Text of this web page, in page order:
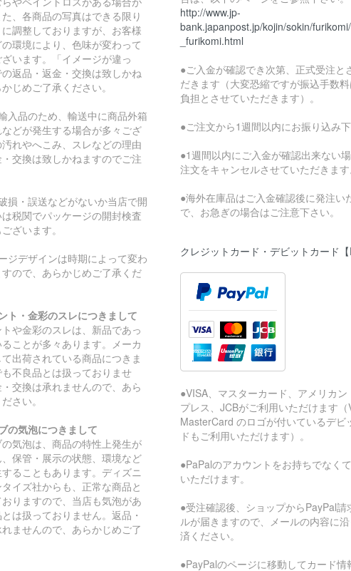
、各商品の写真はできる限り
調整しておりますが、お客様
環境により、色味が変わって
います。「イメージが違っ
返品・返金・交換は致しかね
じめご了承ください。
入品のため、輸送中に商品外箱
どが発生する場合が多々ござ
れやへこみ、スレなどの理由
交換は致しかねますのでご注
損・誤送などがないか当店で開
税関でパッケージの開封検査
ざいます。
ジデザインは時期によって変わ
ので、あらかじめご了承くだ
ト・金彩のスレにつきまして
や金彩のスレは、新品であっ
ことが多々あります。メーカ
出荷されている商品につきま
不良品とは扱っておりませ
交換は承れませんので、あら
さい。
の気泡につきまして
気泡は、商品の特性上発生が
保管・展示の状態、環境など
ることもあります。ディズニ
イズ社からも、正常な商品と
りますので、当店も気泡があ
は扱っておりません。返品・
ませんので、あらかじめご了
http://www.jp-
bank.japanpost.jp/kojin/sokin/
_furikomi.html
●ご入金が確認でき次第、正式受注と
だきます（大変恐縮ですが振込手数
負担とさせていただきます）。
●ご注文から1週間以内にお振り込み下
●1週間以内にご入金が確認出来ない
注文をキャンセルさせていただきます
●海外在庫品はご入金確認後に発注い
で、お急ぎの場合はご注意下さい。
クレジットカード・デビットカード【
●VISA、マスターカード、アメリカン
プレス、JCBがご利用いただけます（
MasterCard のロゴが付いているデビ
ドもご利用いただけます）。
●PaPalのアカウントをお持ちでなく
いただけます。
●受注確認後、ショップからPayPal請
ルが届きますので、メールの内容に
済ください。
●PayPalのページに移動してカード情